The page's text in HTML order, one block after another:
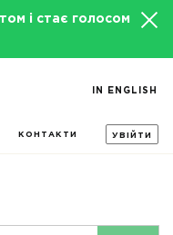
і стає голосом
КОНТАКТИ УВІЙТИ
IN ENGLISH